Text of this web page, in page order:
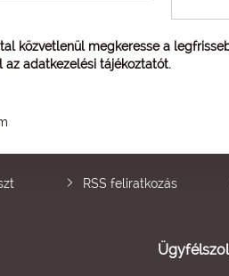
közvetlenül megkeresse a
az adatkezelési tájékoztatót.
RSS feliratkozás